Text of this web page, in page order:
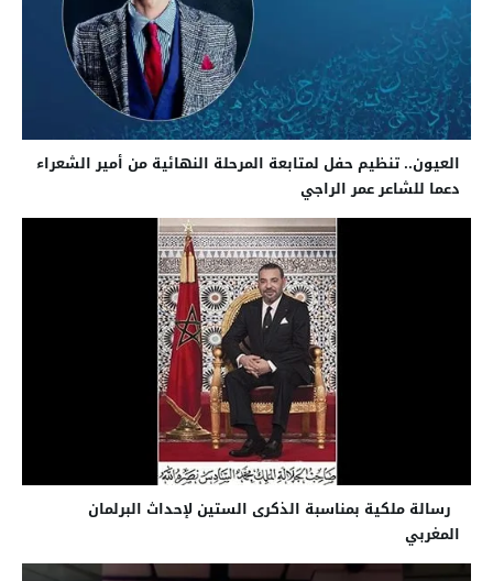
العيون.. تنظيم حفل لمتابعة المرحلة النهائية من أمير الشعراء
دعما للشاعر عمر الراجي
رسالة ملكية بمناسبة الذكرى الستين لإحداث البرلمان
المغربي